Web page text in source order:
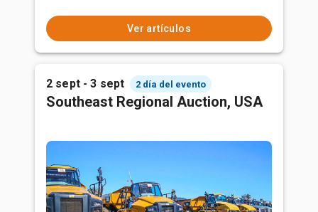
Ver artículos
2 sept - 3 sept 2 día del evento
Southeast Regional Auction, USA